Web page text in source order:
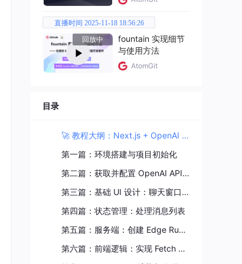
直播时间 2025-11-18 18:56:26
回放中
fountain 实现细节
与使用方法
AtomGit
目录
🚀 教程大纲：Next.js + OpenAI 流式聊天机器人
第一篇：环境搭建与项目初始化
第二篇：获取并配置 OpenAI API Key
第三篇：基础 UI 设计：聊天窗口与输入框
第四篇：状态管理：处理消息列表
第五篇：服务端：创建 Edge Runtime API 接口
第六篇：前端逻辑：实现 Fetch 流式读取